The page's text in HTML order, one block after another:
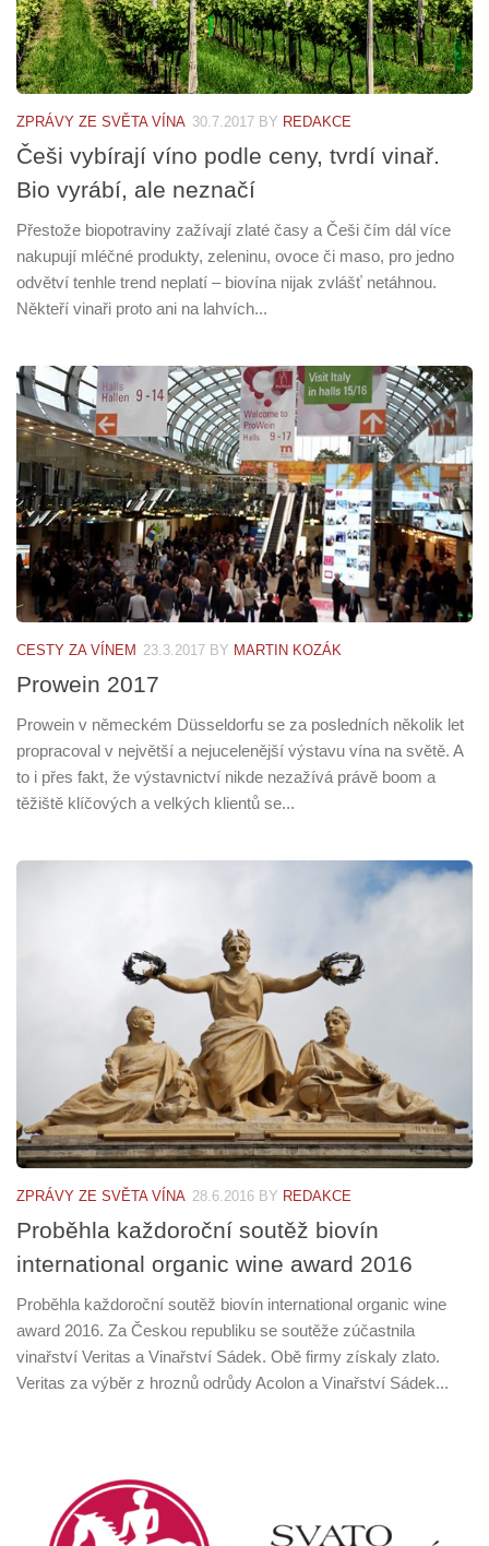
ZPRÁVY ZE SVĚTA VÍNA 30.7.2017 BY REDAKCE
Češi vybírají víno podle ceny, tvrdí vinař.
Bio vyrábí, ale neznačí
Přestože biopotraviny zažívají zlaté časy a Češi čím dál více
nakupují mléčné produkty, zeleninu, ovoce či maso, pro jedno
odvětví tenhle trend neplatí – biovína nijak zvlášť netáhnou.
Někteří vinaři proto ani na lahvích...
CESTY ZA VÍNEM 23.3.2017 BY MARTIN KOZÁK
Prowein 2017
Prowein v německém Düsseldorfu se za posledních několik let
propracoval v největší a nejucelenější výstavu vína na světě. A
to i přes fakt, že výstavnictví nikde nezažívá právě boom a
těžiště klíčových a velkých klientů se...
ZPRÁVY ZE SVĚTA VÍNA 28.6.2016 BY REDAKCE
Proběhla každoroční soutěž biovín
international organic wine award 2016
Proběhla každoroční soutěž biovín international organic wine
award 2016. Za Českou republiku se soutěže zúčastnila
vinařství Veritas a Vinařství Sádek. Obě firmy získaly zlato.
Veritas za výběr z hroznů odrůdy Acolon a Vinařství Sádek...